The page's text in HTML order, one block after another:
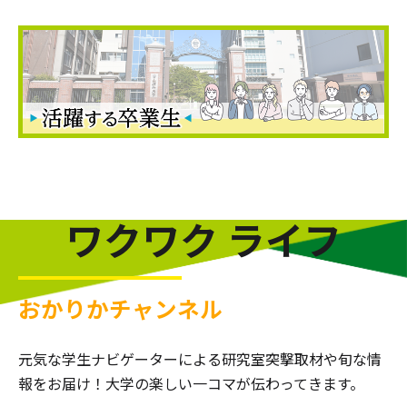
ワクワク ライフ
おかりかチャンネル
元気な学生ナビゲーターによる研究室突撃取材や旬な情
報をお届け！大学の楽しい一コマが伝わってきます。